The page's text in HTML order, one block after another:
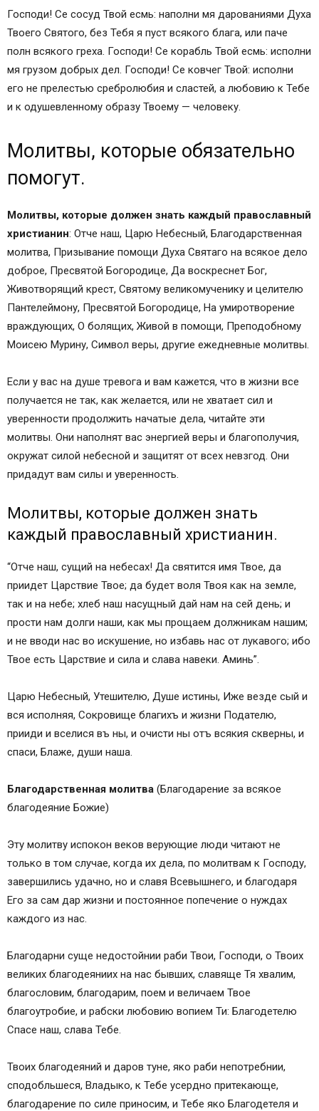
К Тебе, Владыко Человеколюбче…
Слава Тебе, Всемогущий Светоносче…
Блажен познавший Тебя, Иисусе…
Славны очищенные, ибо вознесутся к
Боже, смею ли поднять глаза, смею ли
Иисусе Христе, Боже милостивый, Всеблагой…
Господи, что я и кому служу…
Душе Святый, Боже благодати…
Иисусе, возлюбленный Отец Светов…
Иисусе треблаженный…
Иисусе, Сыне Божий, не оставь нас…
Иисусе, Сыне Божий, не оставь меня в беде
моей…
Иисусе Сыне Божий, радость моя и Свет…
Иисусе, Церковь живая, торжество рая…
Иисусе Распятый, прости мир…
Господи, облегчи чашу мою…
Иисусе, огненная слава Колесницы…
Господи, прости мне мою ненависть ко Кресту
Твоему…
Боже, раскали меня в печи огненной…
Боже, Боже мой, где Ты, распятый …
Господи, от блуда мя очисти…
О Душе Святый, сообщи крови моей …
Умилосердись, мой предивный Отче…
Иисусе, Сыне Божий, прости мир…
Господи, с головы до пят грехом опутанного…
Господи, не остави…
С горней высоты воспою Тебя, Христе…
О Боже Светов, Душе благодати…
Боже далекий, недоступный…
помощи…
Господи! Се сосуд Твой есмь: наполни мя дарованиями Духа
Твоего Святого, без Тебя я пуст всякого блага, или паче
полн всякого греха. Господи! Се корабль Твой есмь: исполни
мя грузом добрых дел. Господи! Се ковчег Твой: исполни
его не прелестью сребролюбия и сластей, а любовию к Тебе
и к одушевленному образу Твоему — человеку.
Молитвы, которые обязательно
помогут.
Молитвы, которые должен знать каждый православный
христианин: Отче наш, Царю Небесный, Благодарственная
молитва, Призывание помощи Духа Святаго на всякое дело
доброе, Пресвятой Богородице, Да воскреснет Бог,
Животворящий крест, Святому великомученику и целителю
Пантелеймону, Пресвятой Богородице, На умиротворение
враждующих, О болящих, Живой в помощи, Преподобному
Моисею Мурину, Символ веры, другие ежедневные молитвы.
Если у вас на душе тревога и вам кажется, что в жизни все
получается не так, как желается, или не хватает сил и
уверенности продолжить начатые дела, читайте эти
молитвы. Они наполнят вас энергией веры и благополучия,
окружат силой небесной и защитят от всех невзгод. Они
придадут вам силы и уверенность.
Молитвы, которые должен знать
каждый православный христианин.
“Отче наш, сущий на небесах! Да святится имя Твое, да
приидет Царствие Твое; да будет воля Твоя как на земле,
так и на небе; хлеб наш насущный дай нам на сей день; и
прости нам долги наши, как мы прощаем должникам нашим;
и не вводи нас во искушение, но избавь нас от лукавого; ибо
Твое есть Царствие и сила и слава навеки. Аминь”.
Царю Небесный, Утешителю, Душе истины, Иже везде сый и
вся исполняя, Сокровище благихъ и жизни Подателю,
прииди и вселися въ ны, и очисти ны отъ всякия скверны, и
спаси, Блаже, души наша.
Благодарственная молитва (Благодарение за всякое
благодеяние Божие)
Эту молитву испокон веков верующие люди читают не
только в том случае, когда их дела, по молитвам к Господу,
завершились удачно, но и славя Всевышнего, и благодаря
Его за сам дар жизни и постоянное попечение о нуждах
каждого из нас.
Благодарни суще недостойнии раби Твои, Господи, о Твоих
великих благодеяниих на нас бывших, славяще Тя хвалим,
благословим, благодарим, поем и величаем Твое
благоутробие, и рабски любовию вопием Ти: Благодетелю
Спасе наш, слава Тебе.
Твоих благодеяний и даров туне, яко раби непотребнии,
сподобльшеся, Владыко, к Тебе усердно притекающе,
благодарение по силе приносим, и Тебе яко Благодетеля и